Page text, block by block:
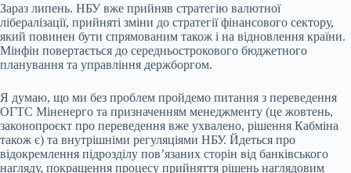
Зараз липень. НБУ вже прийняв стратегію валютної
лібералізації, прийняті зміни до стратегії фінансового сектору,
який повинен бути спрямованим також і на відновлення країни.
Мінфін повертається до середньострокового бюджетного
планування та управління держборгом.
Я думаю, що ми без проблем пройдемо питання з переведення
ОГТС Міненерго та призначенням менеджменту (це жовтень,
законопроєкт про переведення вже ухвалено, рішення Кабміна
також є) та внутрішніми регуляціями НБУ. Йдеться про
відокремлення підрозділу повʼязаних сторін від банківського
нагляду, покращення процесу прийняття рішень наглядовим